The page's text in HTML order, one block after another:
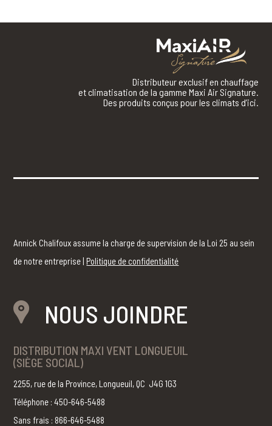
Distributeur exclusif en chauffage
et climatisation de la gamme Maxi Air Signature.
Des produits conçus pour les climats d’ici.
Annick Chalifoux assume la charge de supervision de la Loi 25 au sein
de notre entreprise |Politique de confidentialité
NOUS JOINDRE
DISTRIBUTION MAXI VENT LONGUEUIL
(SIÈGE SOCIAL)
2255, rue de la Province, Longueuil, QC J4G 1G3
Téléphone : 450-646-5488
Sans frais : 866-646-5488